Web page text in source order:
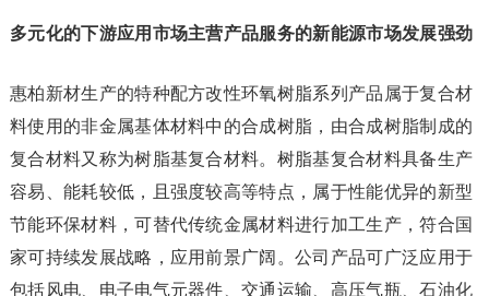
多元化的下游应用市场主营产品服务的新能源市场发展强劲
惠柏新材生产的特种配方改性环氧树脂系列产品属于复合材
料使用的非金属基体材料中的合成树脂，由合成树脂制成的
复合材料又称为树脂基复合材料。树脂基复合材料具备生产
容易、能耗较低，且强度较高等特点，属于性能优异的新型
节能环保材料，可替代传统金属材料进行加工生产，符合国
家可持续发展战略，应用前景广阔。公司产品可广泛应用于
包括风电、电子电气元器件、交通运输、高压气瓶、石油化